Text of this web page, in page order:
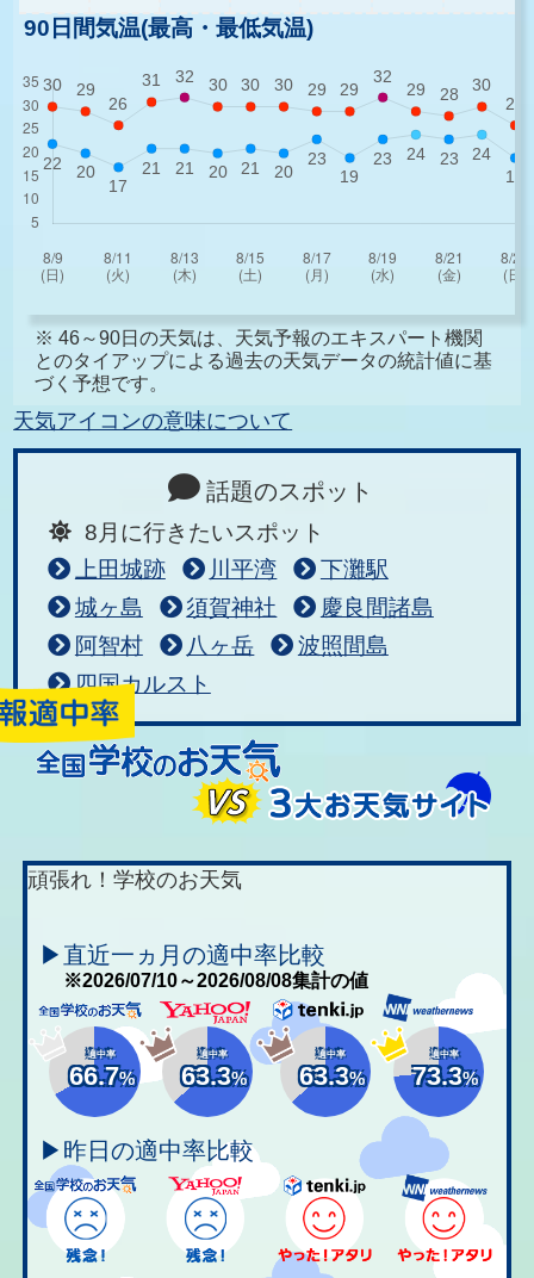
90日間気温(最高・最低気温)
※ 46～90日の天気は、天気予報のエキスパート機関
とのタイアップによる過去の天気データの統計値に基
づく予想です。
天気アイコンの意味について
話題のスポット
8月に行きたいスポット
上田城跡
川平湾
下灘駅
城ヶ島
須賀神社
慶良間諸島
阿智村
八ヶ岳
波照間島
四国カルスト
頑張れ！学校のお天気
▶直近一ヵ月の適中率比較
※2026/07/10～2026/08/08集計の値
適中率
66.7%
適中率
63.3%
適中率
63.3%
適中率
73.3%
▶昨日の適中率比較